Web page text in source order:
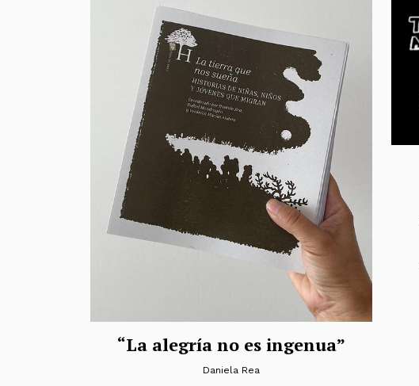
“La alegría no es ingenua”
Daniela Rea